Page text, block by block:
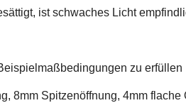
ist schwaches Licht
zu erfüllen
8mm Spitzenöffnung, 4mm